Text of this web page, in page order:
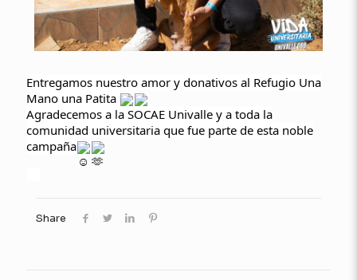
Entregamos nuestro amor y donativos al Refugio Una
Mano una Patita
Agradecemos a la SOCAE Univalle y a toda la
comunidad universitaria que fue parte de esta noble
campaña
Share